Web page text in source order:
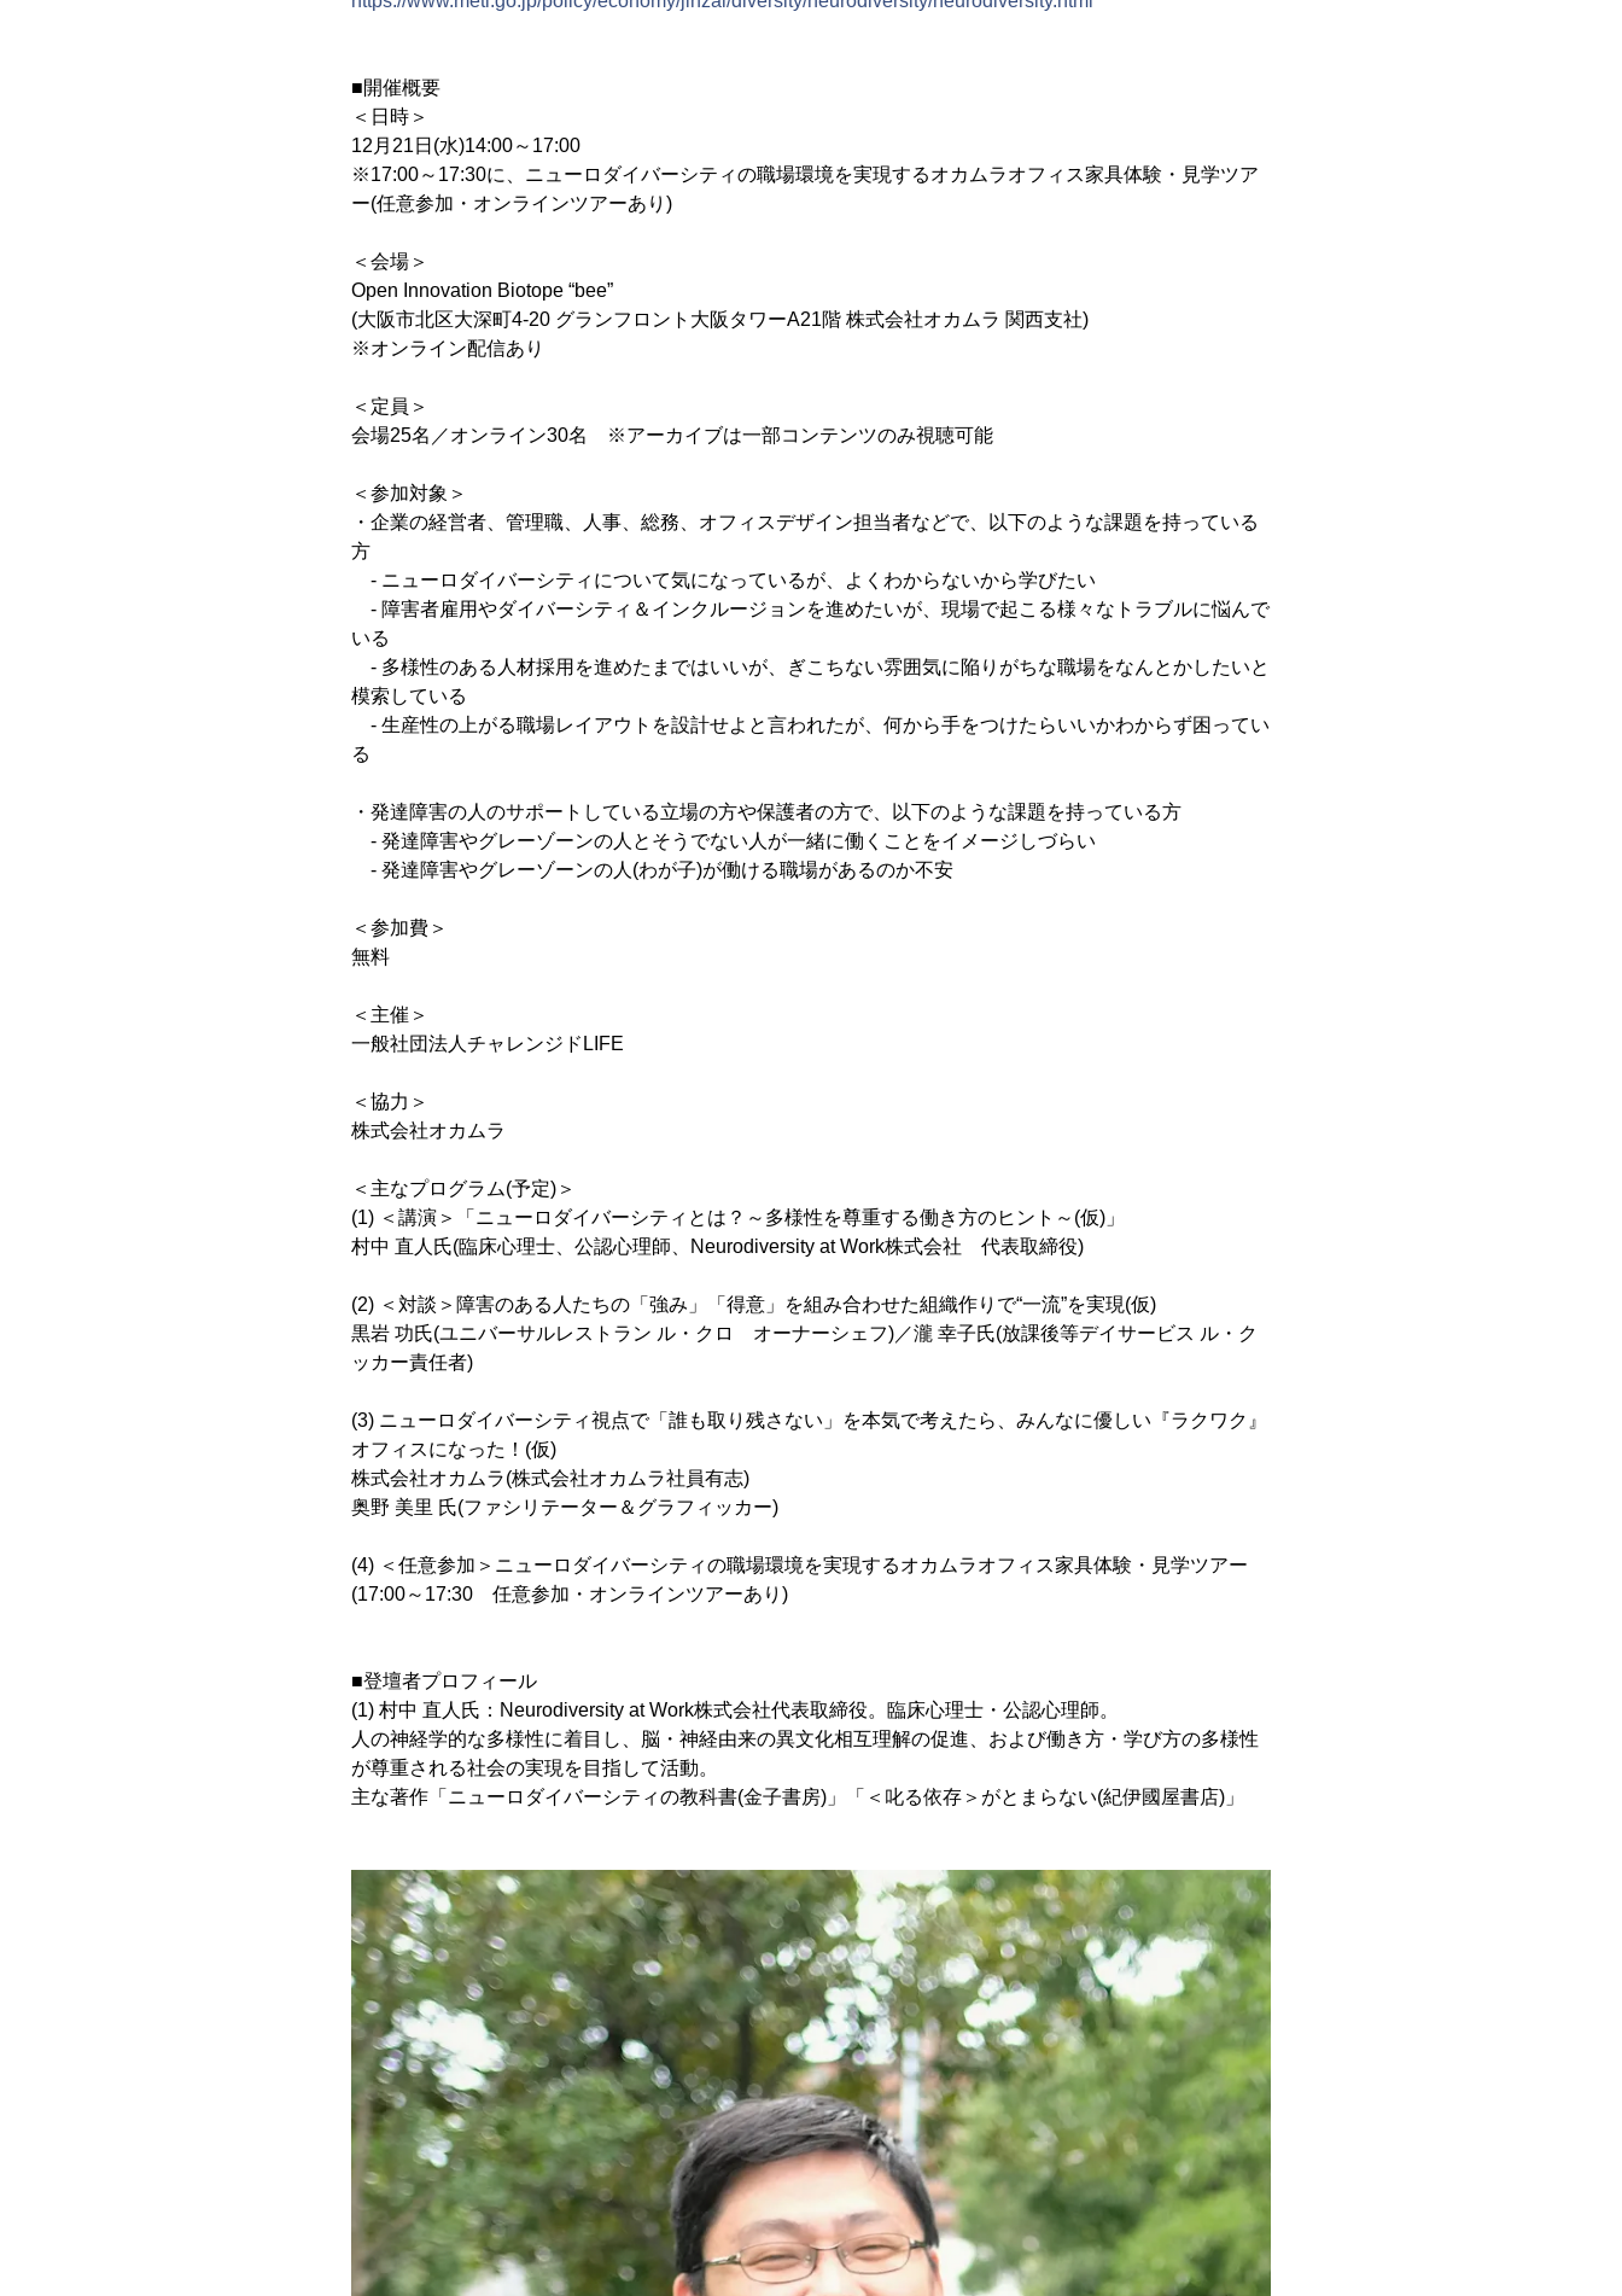
■開催概要
＜日時＞
12月21日(水)14:00～17:00
※17:00～17:30に、ニューロダイバーシティの職場環境を実現するオカムラオフィス家具体験・見学ツア
ー(任意参加・オンラインツアーあり)
＜会場＞
Open Innovation Biotope “bee”
(大阪市北区大深町4-20 グランフロント大阪タワーA21階 株式会社オカムラ 関西支社)
※オンライン配信あり
＜定員＞
会場25名／オンライン30名 ※アーカイブは一部コンテンツのみ視聴可能
＜参加対象＞
・企業の経営者、管理職、人事、総務、オフィスデザイン担当者などで、以下のような課題を持っている
方
- ニューロダイバーシティについて気になっているが、よくわからないから学びたい
- 障害者雇用やダイバーシティ＆インクルージョンを進めたいが、現場で起こる様々なトラブルに悩んで
いる
- 多様性のある人材採用を進めたまではいいが、ぎこちない雰囲気に陥りがちな職場をなんとかしたいと
模索している
- 生産性の上がる職場レイアウトを設計せよと言われたが、何から手をつけたらいいかわからず困ってい
る
・発達障害の人のサポートしている立場の方や保護者の方で、以下のような課題を持っている方
- 発達障害やグレーゾーンの人とそうでない人が一緒に働くことをイメージしづらい
- 発達障害やグレーゾーンの人(わが子)が働ける職場があるのか不安
＜参加費＞
無料
＜主催＞
一般社団法人チャレンジドLIFE
＜協力＞
株式会社オカムラ
＜主なプログラム(予定)＞
(1) ＜講演＞「ニューロダイバーシティとは？～多様性を尊重する働き方のヒント～(仮)」
村中 直人氏(臨床心理士、公認心理師、Neurodiversity at Work株式会社 代表取締役)
(2) ＜対談＞障害のある人たちの「強み」「得意」を組み合わせた組織作りで“一流”を実現(仮)
黒岩 功氏(ユニバーサルレストラン ル・クロ オーナーシェフ)／瀧 幸子氏(放課後等デイサービス ル・ク
ッカー責任者)
(3) ニューロダイバーシティ視点で「誰も取り残さない」を本気で考えたら、みんなに優しい『ラクワク』
オフィスになった！(仮)
株式会社オカムラ(株式会社オカムラ社員有志)
奥野 美里 氏(ファシリテーター＆グラフィッカー)
(4) ＜任意参加＞ニューロダイバーシティの職場環境を実現するオカムラオフィス家具体験・見学ツアー
(17:00～17:30 任意参加・オンラインツアーあり)
■登壇者プロフィール
(1) 村中 直人氏：Neurodiversity at Work株式会社代表取締役。臨床心理士・公認心理師。
人の神経学的な多様性に着目し、脳・神経由来の異文化相互理解の促進、および働き方・学び方の多様性
が尊重される社会の実現を目指して活動。
主な著作「ニューロダイバーシティの教科書(金子書房)」「＜叱る依存＞がとまらない(紀伊國屋書店)」